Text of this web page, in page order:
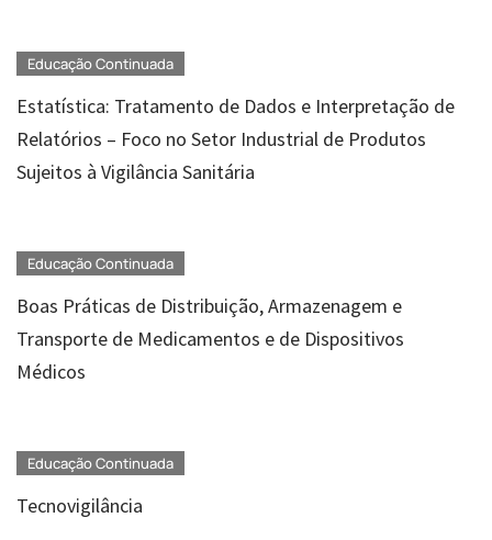
Educação Continuada
Estatística: Tratamento de Dados e Interpretação de
Relatórios – Foco no Setor Industrial de Produtos
Sujeitos à Vigilância Sanitária
Educação Continuada
Boas Práticas de Distribuição, Armazenagem e
Transporte de Medicamentos e de Dispositivos
Médicos
Educação Continuada
Tecnovigilância